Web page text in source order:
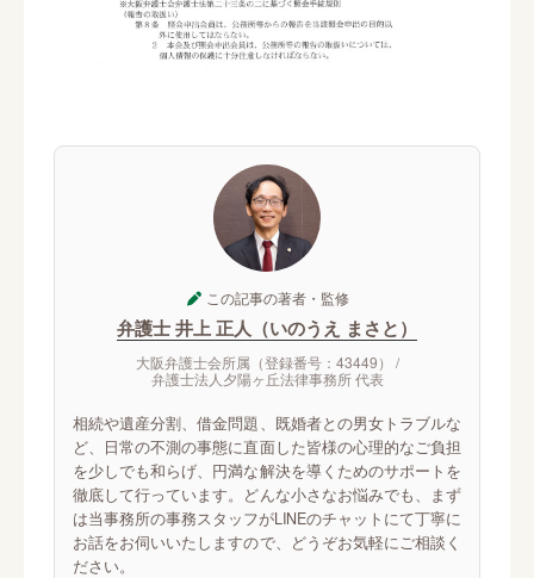
この記事の著者・監修
弁護士 井上 正人（いのうえ まさと）
大阪弁護士会所属（登録番号：43449） /
弁護士法人夕陽ヶ丘法律事務所 代表
相続や遺産分割、借金問題、既婚者との男女トラブルな
ど、日常の不測の事態に直面した皆様の心理的なご負担
を少しでも和らげ、円満な解決を導くためのサポートを
徹底して行っています。どんな小さなお悩みでも、まず
は当事務所の事務スタッフがLINEのチャットにて丁寧に
お話をお伺いいたしますので、どうぞお気軽にご相談く
ださい。